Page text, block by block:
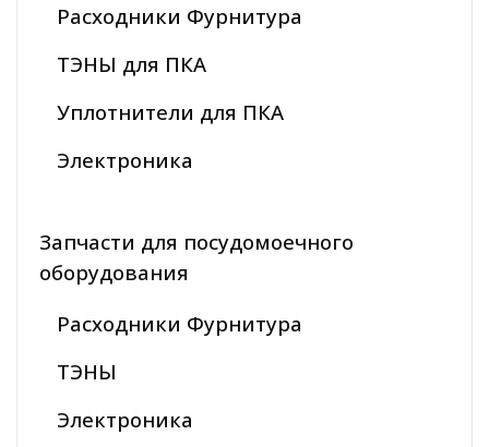
Расходники Фурнитура
ТЭНЫ для ПКА
Уплотнители для ПКА
Электроника
Запчасти для посудомоечного
оборудования
Расходники Фурнитура
ТЭНЫ
Электроника